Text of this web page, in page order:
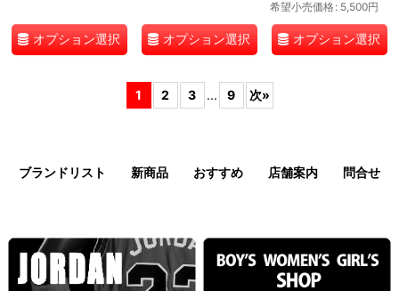
オプション選択 オプション選択
希望小売価格: 5,500円
オプション選択
1 2 3 ... 9 次»
ブランドリスト 新商品 おすすめ 店舗案内 問合せ